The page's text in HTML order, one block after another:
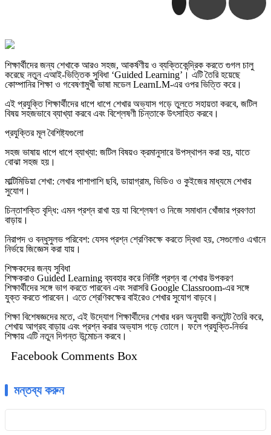
শিক্ষার্থীদের জন্য শেখাকে আরও সহজ, আকর্ষণীয় ও ব্যক্তিকেন্দ্রিক করতে গুগল চালু
করেছে নতুন এআই-ভিত্তিক সুবিধা ‘Guided Learning’। এটি তৈরি হয়েছে
কোম্পানির শিক্ষা ও গবেষণামুখী ভাষা মডেল LearnLM-এর ওপর ভিত্তি করে।
এই প্রযুক্তি শিক্ষার্থীদের ধাপে ধাপে শেখার অভ্যাস গড়ে তুলতে সহায়তা করবে, জটিল
বিষয় সহজভাবে ব্যাখ্যা করবে এবং বিশ্লেষণী চিন্তাকে উৎসাহিত করবে।
প্রযুক্তির মূল বৈশিষ্ট্যগুলো
সহজ ভাষায় ধাপে ধাপে ব্যাখ্যা: জটিল বিষয়ও ক্রমানুসারে উপস্থাপন করা হয়, যাতে
বোঝা সহজ হয়।
মাল্টিমিডিয়া শেখা: লেখার পাশাপাশি ছবি, ডায়াগ্রাম, ভিডিও ও কুইজের মাধ্যমে শেখার
সুযোগ।
চিন্তাশক্তি বৃদ্ধি: এমন প্রশ্ন রাখা হয় যা বিশ্লেষণ ও নিজে সমাধান খোঁজার প্রবণতা
বাড়ায়।
নিরাপদ ও বন্ধুসুলভ পরিবেশ: যেসব প্রশ্ন শ্রেণিকক্ষে করতে দ্বিধা হয়, সেগুলোও এখানে
নির্ভয়ে জিজ্ঞেস করা যায়।
শিক্ষকদের জন্য সুবিধা
শিক্ষকরাও Guided Learning ব্যবহার করে নির্দিষ্ট প্রশ্ন বা শেখার উপকরণ
শিক্ষার্থীদের সঙ্গে ভাগ করতে পারবেন এবং সরাসরি Google Classroom-এর সঙ্গে
যুক্ত করতে পারবেন। এতে শ্রেণিকক্ষের বাইরেও শেখার সুযোগ বাড়বে।
শিক্ষা বিশেষজ্ঞদের মতে, এই উদ্যোগ শিক্ষার্থীদের শেখার ধরন অনুযায়ী কনটেন্ট তৈরি করে,
শেখায় আগ্রহ বাড়ায় এবং প্রশ্ন করার অভ্যাস গড়ে তোলে। ফলে প্রযুক্তি-নির্ভর
শিক্ষায় এটি নতুন দিগন্ত উন্মোচন করবে।
Facebook Comments Box
মন্তব্য করুন